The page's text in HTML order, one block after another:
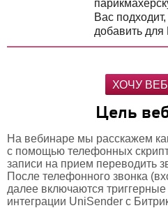
Вас
добавить
ХОЧУ
Цель
На вебинаре мы расскажем
с помощью телефонных
записи на прием переводить
После телефонного звонка
далее включаются
интеграции UniSender с